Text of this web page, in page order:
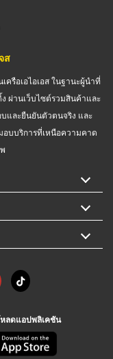
ส
รือเอไอเอส ในฐานะผู้นำที่
ผ่านเว็บไซต์รวมสินค้าและ
บและยืนยันตัวตนจริง และ
อบบริการที่เหนือความคาด
ลดแอปพลิเคชัน